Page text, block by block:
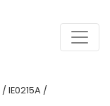
/ IE0215A /